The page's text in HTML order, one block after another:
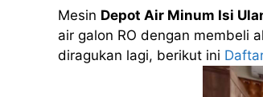
Mesin Depot Air Minum Isi
air galon RO dengan membeli
diragukan lagi, berikut ini